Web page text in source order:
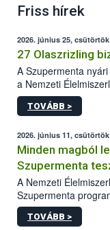
Friss hírek
2026. június 25, csütörtök
27 Olaszrizling
A Szupermenta
a Nemzeti
szakemberei.
élelmiszerbiztonsági
vizsgálaton az is
legkedveltebbnek
TOVÁBB >
2026. június 11, csütörtök
Minden magból
Szupermenta
A Nemzeti
Szupermenta
körömvirág-
szakemberek 16
TOVÁBB >